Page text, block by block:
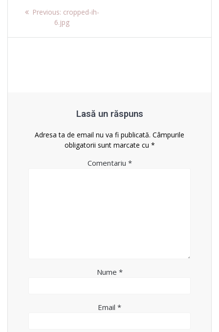
Navigare
Previous: Previous
post:
cropped-ih-
6.jpg
Lasă un răspuns
Adresa ta de email nu va fi publicată. Câmpurile
obligatorii sunt marcate cu *
Comentariu *
Nume *
Email *